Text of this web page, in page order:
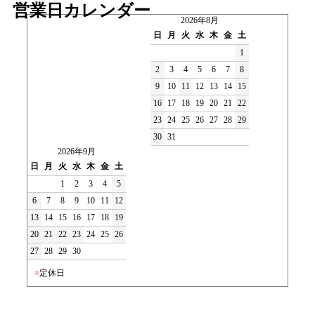
営業日カレンダー
2026年8月
日
月 火 水 木 金 土
1
2
3 4 5 6 7
8
9
10 11 12 13 14
15
16
17 18 19 20 21 22
23 24 25 26 27 28 29
30 31
2026年9月
日
月 火 水 木 金 土
1
2 3 4
5
6
7 8 9 10 11
12
13
14 15 16 17 18
19
20 21 22 23 24 25 26
27 28 29 30
■定休日